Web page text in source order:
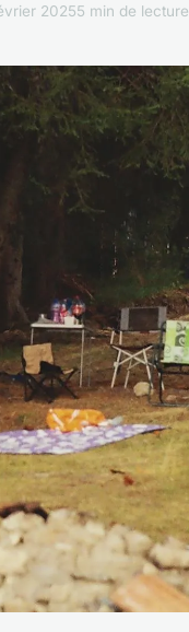
20255 min de lecture